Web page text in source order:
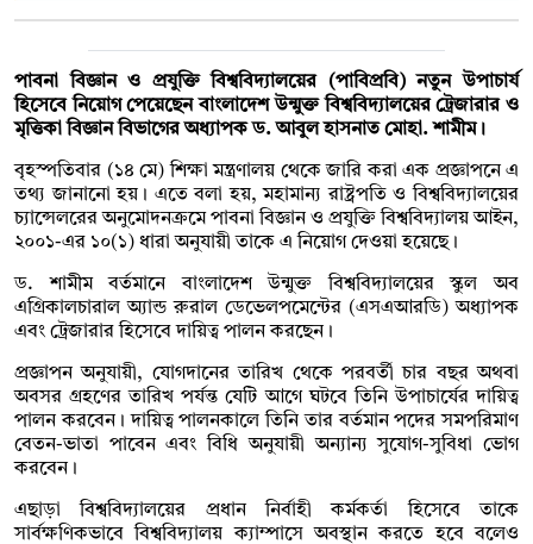
পাবনা বিজ্ঞান ও প্রযুক্তি বিশ্ববিদ্যালয়ের (পাবিপ্রবি) নতুন উপাচার্য
হিসেবে নিয়োগ পেয়েছেন বাংলাদেশ উন্মুক্ত বিশ্ববিদ্যালয়ের ট্রেজারার ও
মৃত্তিকা বিজ্ঞান বিভাগের অধ্যাপক ড. আবুল হাসনাত মোহা. শামীম।
বৃহস্পতিবার (১৪ মে) শিক্ষা মন্ত্রণালয় থেকে জারি করা এক প্রজ্ঞাপনে এ
তথ্য জানানো হয়। এতে বলা হয়, মহামান্য রাষ্ট্রপতি ও বিশ্ববিদ্যালয়ের
চ্যান্সেলরের অনুমোদনক্রমে পাবনা বিজ্ঞান ও প্রযুক্তি বিশ্ববিদ্যালয় আইন,
২০০১-এর ১০(১) ধারা অনুযায়ী তাকে এ নিয়োগ দেওয়া হয়েছে।
ড. শামীম বর্তমানে বাংলাদেশ উন্মুক্ত বিশ্ববিদ্যালয়ের স্কুল অব
এগ্রিকালচারাল অ্যান্ড রুরাল ডেভেলপমেন্টের (এসএআরডি) অধ্যাপক
এবং ট্রেজারার হিসেবে দায়িত্ব পালন করছেন।
প্রজ্ঞাপন অনুযায়ী, যোগদানের তারিখ থেকে পরবর্তী চার বছর অথবা
অবসর গ্রহণের তারিখ পর্যন্ত যেটি আগে ঘটবে তিনি উপাচার্যের দায়িত্ব
পালন করবেন। দায়িত্ব পালনকালে তিনি তার বর্তমান পদের সমপরিমাণ
বেতন-ভাতা পাবেন এবং বিধি অনুযায়ী অন্যান্য সুযোগ-সুবিধা ভোগ
করবেন।
এছাড়া বিশ্ববিদ্যালয়ের প্রধান নির্বাহী কর্মকর্তা হিসেবে তাকে
সার্বক্ষণিকভাবে বিশ্ববিদ্যালয় ক্যাম্পাসে অবস্থান করতে হবে বলেও